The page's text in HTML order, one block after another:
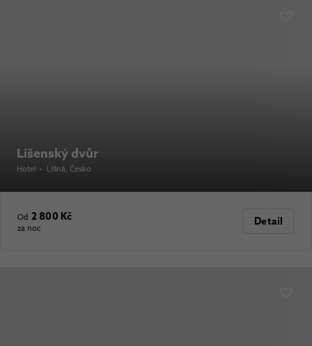
Líšenský dvůr
Hotel • Líšná, Česko
Od 2 800 Kč
za noc
Detail